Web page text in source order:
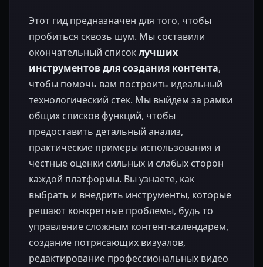
Этот гид предназначен для того, чтобы
пробиться сквозь шум. Мы составили
окончательный списоклучших
инструментов для создания контента,
чтобы помочь вам построить идеальный
технологический стек. Мы выйдем за рамки
общих списков функций, чтобы
предоставить детальный анализ,
практические примеры использования и
честные оценки сильных и слабых сторон
каждой платформы. Вы узнаете, как
выбрать и внедрить инструменты, которые
решают конкретные проблемы, будь то
управление сложным контент-календарем,
создание потрясающих визуалов,
редактирование профессиональных видео